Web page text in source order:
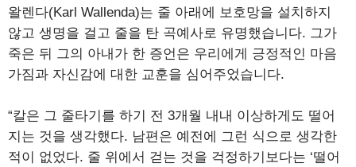
왈렌다(Karl Wallenda)는 줄 아래에 보호망을 설치하지
않고 생명을 걸고 줄을 탄 곡예사로 유명했습니다. 그가
죽은 뒤 그의 아내가 한 증언은 우리에게 긍정적인 마음
가짐과 자신감에 대한 교훈을 심어주었습니다.
“칼은 그 줄타기를 하기 전 3개월 내내 이상하게도 떨어
지는 것을 생각했다. 남편은 예전에 그런 식으로 생각한
적이 없었다. 줄 위에서 걷는 것을 걱정하기보다는 ‘떨어